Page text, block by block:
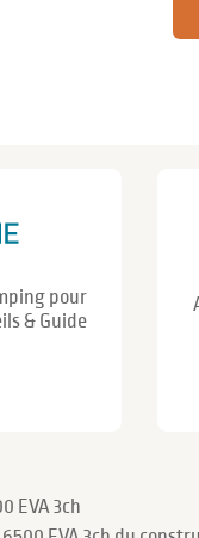
pour
& Guide
EVA 3ch